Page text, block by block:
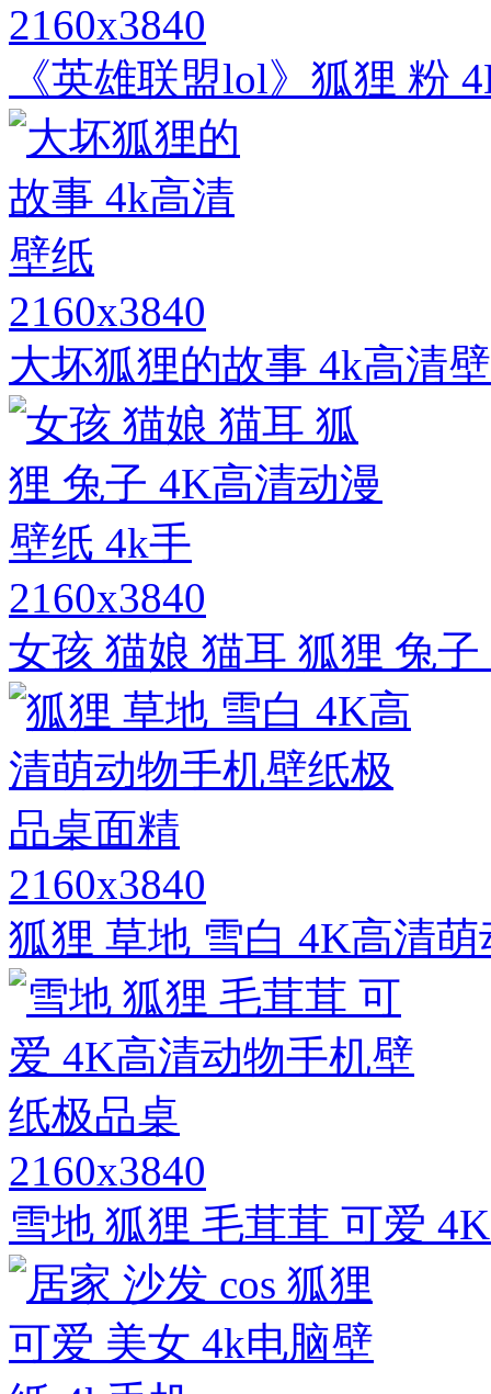
2160x3840
《英雄联盟lol》狐狸 粉
2160x3840
大坏狐狸的故事 4k高清
2160x3840
女孩 猫娘 猫耳 狐狸 兔
2160x3840
狐狸 草地 雪白 4K高清
2160x3840
雪地 狐狸 毛茸茸 可爱